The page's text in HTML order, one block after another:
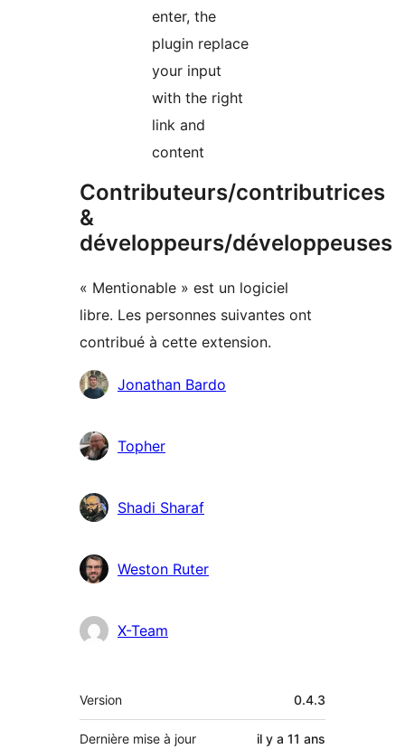
enter, the
plugin replace
your input
with the right
link and
content
Contributeurs/contributrices
&
développeurs/développeuses
« Mentionable » est un logiciel
libre. Les personnes suivantes ont
contribué à cette extension.
Contributeurs
Jonathan Bardo
Topher
Shadi Sharaf
Weston Ruter
X-Team
Méta
Version 0.4.3
Dernière mise à jour il y a 11 ans